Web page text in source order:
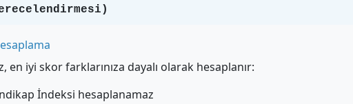
en iyi skor farklarınıza dayalı olarak hesaplanır:
İndeksi hesaplanamaz